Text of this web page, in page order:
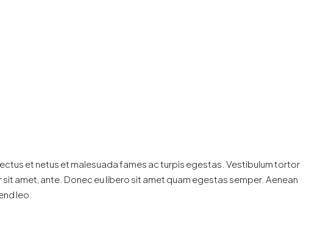
et netus et malesuada fames ac turpis egestas. Vestibulum tortor
amet, ante. Donec eu libero sit amet quam egestas semper. Aenean
leo.
638 sqft